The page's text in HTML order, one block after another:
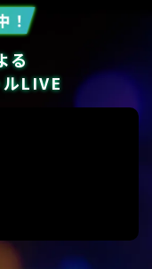
る
LIVE